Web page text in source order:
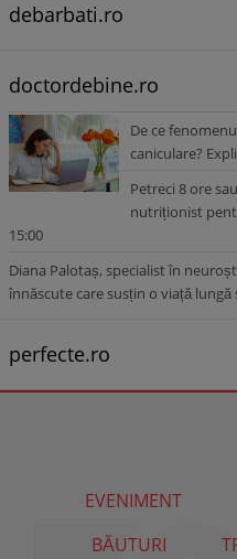
debarbati.ro
doctordebine.ro
De ce
caniculare?
Petreci 8 ore
nutriționist
15:00
Diana Palotaș, specialist în
înnăscute care susțin o viață lungă
perfecte.ro
EVENIMENT
BĂUTURI